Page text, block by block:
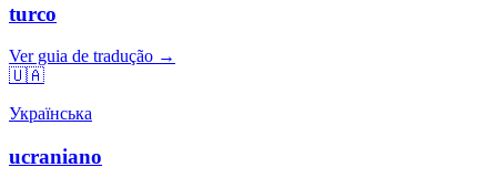
turco
Ver guia de tradução →
🇺🇦
Українська
ucraniano